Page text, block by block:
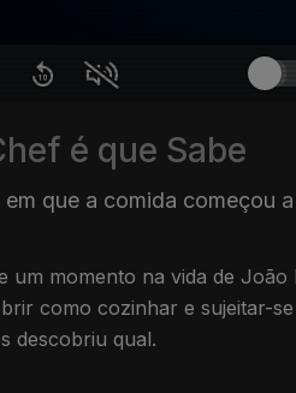
é que Sabe
em que a comida começou
um momento na vida de
como cozinhar e sujeitar-
descobriu qual.